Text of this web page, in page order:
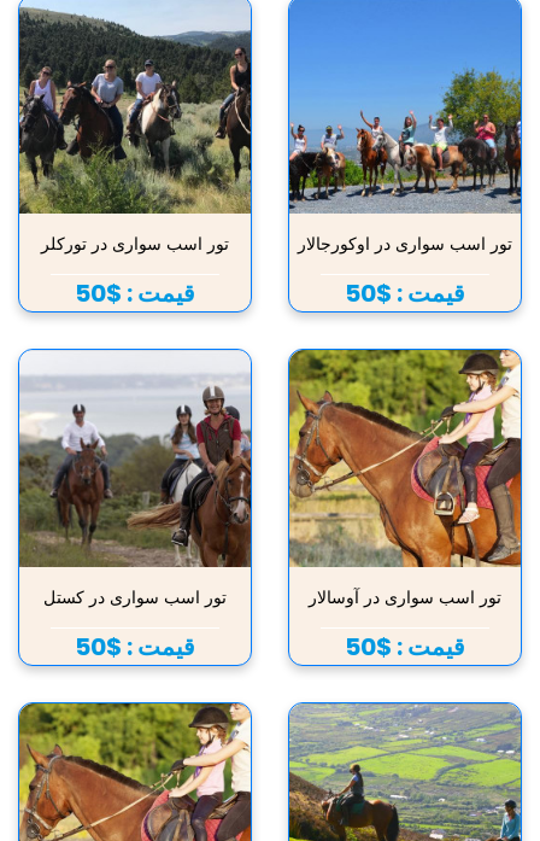
تور اسب سواری در اوکورجالار
قیمت : $50
تور اسب سواری در تورکلر
قیمت : $50
تور اسب سواری در آوسالار
قیمت : $50
تور اسب سواری در کستل
قیمت : $50